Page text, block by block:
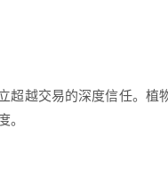
越交易的深度信任。植
。